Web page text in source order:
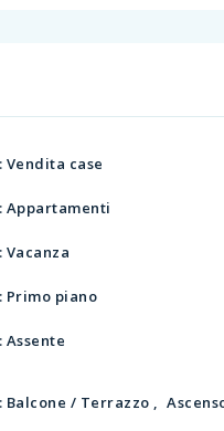
: Vendita case
: Appartamenti
: Vacanza
: Primo piano
: Assente
: Balcone / Terrazzo ,